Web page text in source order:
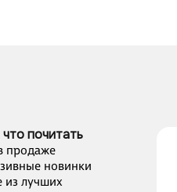
почитать
продаже
новинки
из лучших